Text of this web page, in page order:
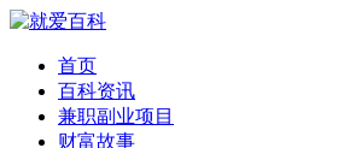
首页
百科资讯
兼职副业项目
财富故事